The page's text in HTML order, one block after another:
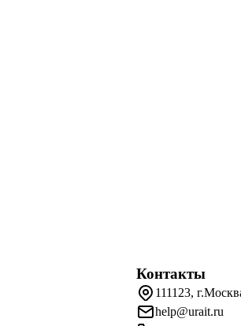
Контакты
111123,
help@urait.ru